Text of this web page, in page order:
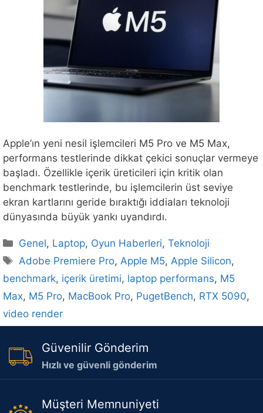
Apple’ın yeni nesil işlemcileri M5 Pro ve M5 Max,
performans testlerinde dikkat çekici sonuçlar vermeye
başladı. Özellikle içerik üreticileri için kritik olan
benchmark testlerinde, bu işlemcilerin üst seviye
ekran kartlarını geride bıraktığı iddiaları teknoloji
dünyasında büyük yankı uyandırdı.
Kategoriler
Genel, Laptop, Oyun Haberleri,Teknoloji
Etiketler
Adobe Premiere Pro,Apple M5,Apple Silicon,
benchmark, içerik üretimi, laptop performans, M5
Max, M5 Pro, MacBook Pro, PugetBench, RTX 5090,
video render
Güvenilir Gönderim
Hızlı ve güvenli gönderim
Müşteri Memnuniyeti